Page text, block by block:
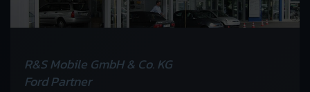
R&S Mobile GmbH & Co. KG
Ford Partner